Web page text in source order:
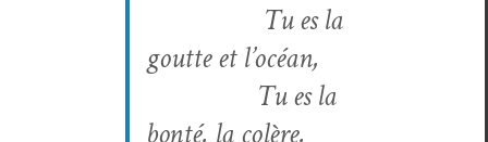
Tu es la
goutte et l’océan,
Tu es la
bon­té, la colère,